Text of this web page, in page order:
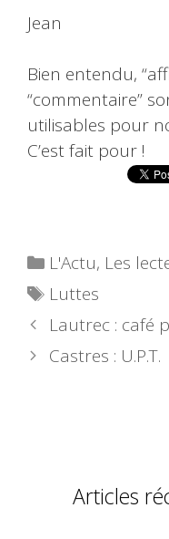
Jean
Bien entendu,
“commentaire”
utilisables pour
C’est fait pour !
Catégories
L'Actu, Les
Étiquettes
Luttes
Lautrec : café
Castres : U.P.T.
Articles